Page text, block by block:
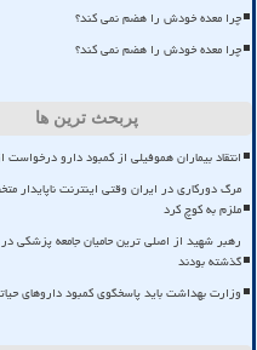
چرا معده خودش را هضم نمی کند؟
چرا معده خودش را هضم نمی کند؟
پربحث ترین ها
انتقاد بیماران هموفیلی از کمبود دارو درخواست
مرگ دورکاری در ایران وقتی اینترنت ناپایدار
ملزم به کوچ کرد
رهبر شهید از اصلی ترین حامیان جامعه پزشکی
گذشته بودند
وزارت بهداشت باید پاسخگوی کمبود داروهای